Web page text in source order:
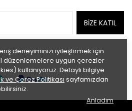
deneyiminizi iyileştirmek için
düzenlemelere uygun çerezler
kullanıyoruz. Detaylı bilgiye
ve Çerez Politikası sayfamızdan
Anladım
BİZE KATIL